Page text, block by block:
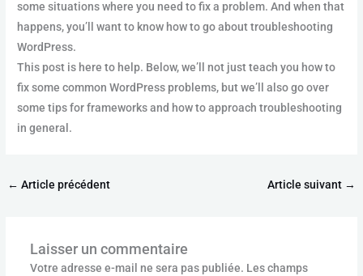
some situations where you need to fix a problem. And when that
happens, you’ll want to know how to go about troubleshooting
WordPress.
This post is here to help. Below, we’ll not just teach you how to
fix some common WordPress problems, but we’ll also go over
some tips for frameworks and how to approach troubleshooting
in general.
← Article précédent Article suivant →
Laisser un commentaire
Votre adresse e-mail ne sera pas publiée. Les champs